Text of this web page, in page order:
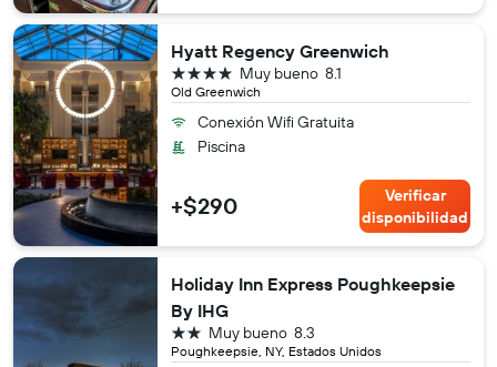
Hyatt Regency Greenwich
Old Greenwich
8.1
Muy bueno
4 estrellas
Conexión Wifi Gratuita
Piscina
+$290
Verificar
disponibilidad
Holiday Inn Express Poughkeepsie
By IHG
Poughkeepsie, NY, Estados Unidos
8.3
Muy bueno
2 estrellas